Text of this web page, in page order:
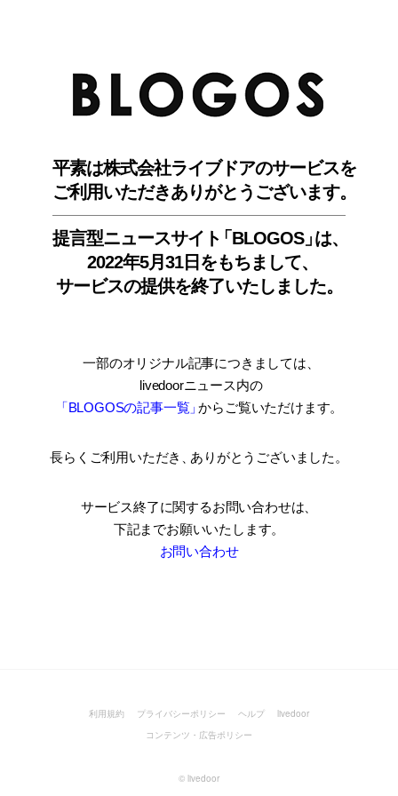
平素は株式会社ライブドアのサービスを
ご利用いただきありがとうございます。
提言型ニュースサイ ト「BLOGOS」は、
2022年5月31日をもちまして、
サービスの提供を終了いたしました。
一部のオリジナル記事につきましては
livedoorニュース内の
「BLOGOSの記事一覧」からご覧いただけます。
長らくご利用いただき ありがとうございました。
サービス終了に関するお問い合わせは、
下記までお願いいたします。
お問い合わせ
利用規約 プライバシーポリシー ヘルプ
livedoor
コンテンツ・広告ポリシー
© livedoor